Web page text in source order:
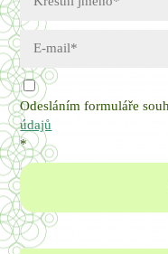
Odesláním formuláře
údajů
*